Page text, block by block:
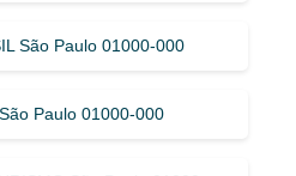
São Paulo 01000-000
Paulo 01000-000